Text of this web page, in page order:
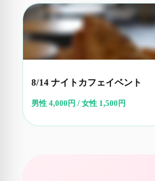
8/14 ナイトカフェイベント
男性 4,000円 / 女性 1,500円